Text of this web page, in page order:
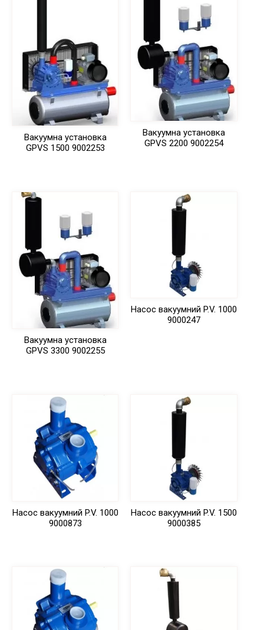
Вакуумна установка
GPVS 1500 9002253
Вакуумна установка
GPVS 2200 9002254
Вакуумна установка
GPVS 3300 9002255
Насос вакуумний P.V. 1000
9000247
Насос вакуумний P.V. 1000
9000873
Насос вакуумний P.V. 1500
9000385